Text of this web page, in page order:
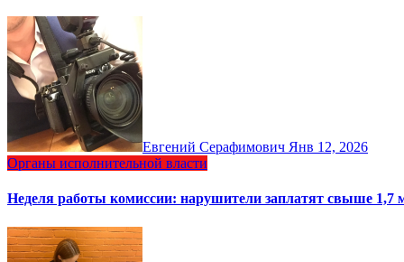
Евгений Серафимович Янв 12, 2026
Органы исполнительной власти
Неделя работы комиссии: нарушители заплатят свыше 1,7